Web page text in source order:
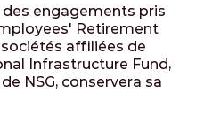
engagements pris
Retirement
affiliées de
Infrastructure Fund,
NSG, conservera sa